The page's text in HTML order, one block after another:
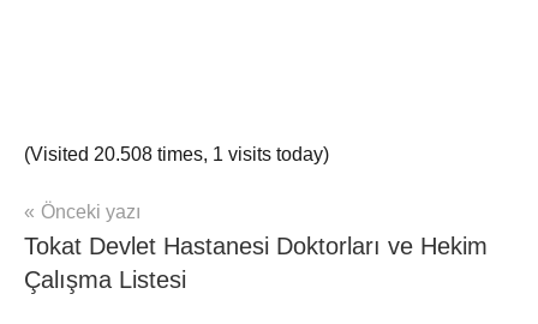
(Visited 20.508 times, 1 visits today)
Şununla
etiketlenmiş:
AEAH
Doktorları
Hasta
Haber
Antalya
Yazı
gezinmesi
Önceki yazı
Tokat Devlet Hastanesi Doktorları ve Hekim
Çalışma Listesi